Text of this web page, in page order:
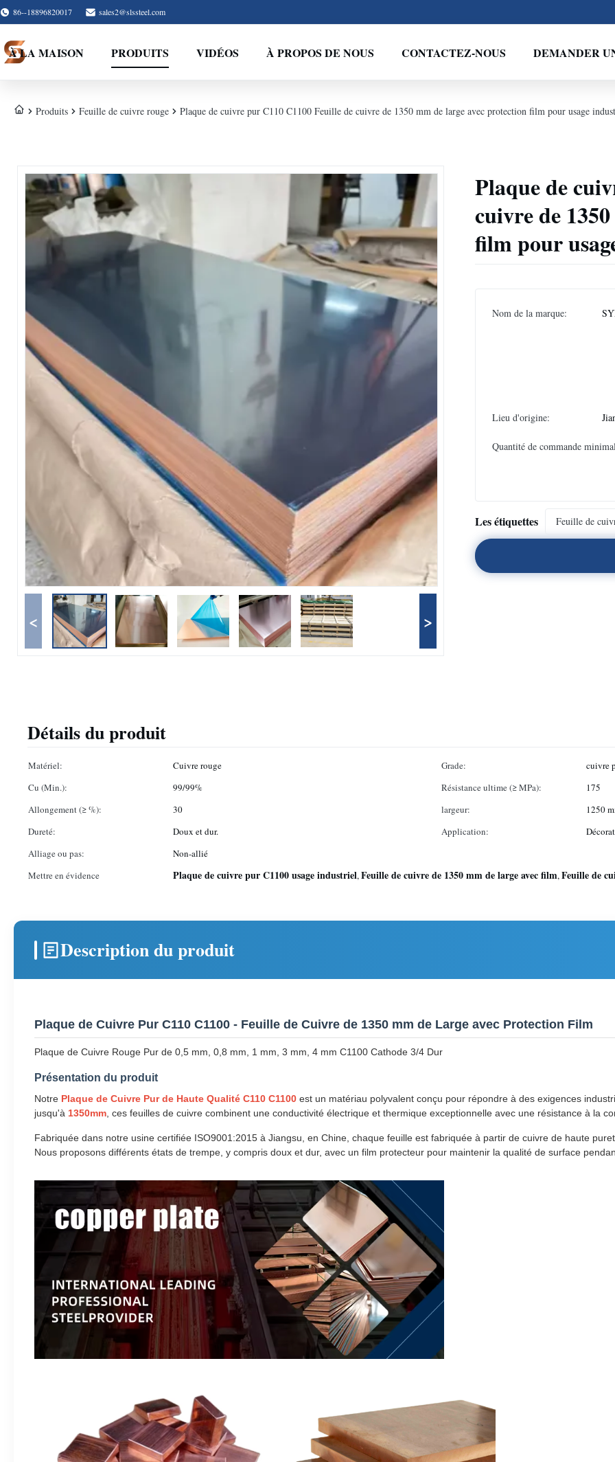
86--18896820017 sales2@slssteel.com
À LA MAISON PRODUITS VIDÉOS À PROPOS DE NOUS CONTACTEZ-NOUS DEMANDER
Produits Feuille de cuivre rouge Plaque de cuivre pur C110 C1100 Feuille de cuivre de 1350 mm de large avec protection film pour usage
< >
Plaque de
cuivre de
film pour
Nom de la marque:
Lieu d'origine:
Quantité de commande
Les étiquettes Feuille de
Détails du produit
Matériel: Cuivre rouge Grade:
cuivre
Cu (Min.):
99/99% Résistance ultime (≥ MPa):
175
Allongement (≥ %):
30 largeur:
1250
Dureté:
Doux et dur. Application:
Alliage ou pas:
Non-allié
Mettre en évidence
Plaque de cuivre pur C1100 usage industriel,Feuille de cuivre de 1350 mm de large avec film,Feuille de
Description du produit
Plaque de Cuivre Pur C110 C1100 - Feuille de Cuivre de 1350 mm de Large avec Protection Film
Plaque de Cuivre Rouge Pur de 0,5 mm, 0,8 mm, 1 mm, 3 mm, 4 mm C1100 Cathode 3/4 Dur
Présentation du produit
Notre Plaque de Cuivre Pur de Haute Qualité C110 C1100 est un matériau polyvalent conçu pour répondre à des exigences
jusqu'à 1350mm , ces feuilles de cuivre combinent une conductivité électrique et thermique exceptionnelle avec une résistance à la
Fabriquée dans notre usine certifiée ISO9001:2015 à Jiangsu, en Chine, chaque feuille est fabriquée à partir de cuivre de haute
Nous proposons différents états de trempe, y compris doux et dur, avec un film protecteur pour maintenir la qualité de surface